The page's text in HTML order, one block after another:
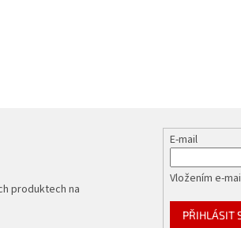
produktech na
E-mail
Vložením e-
PŘIHLÁSIT